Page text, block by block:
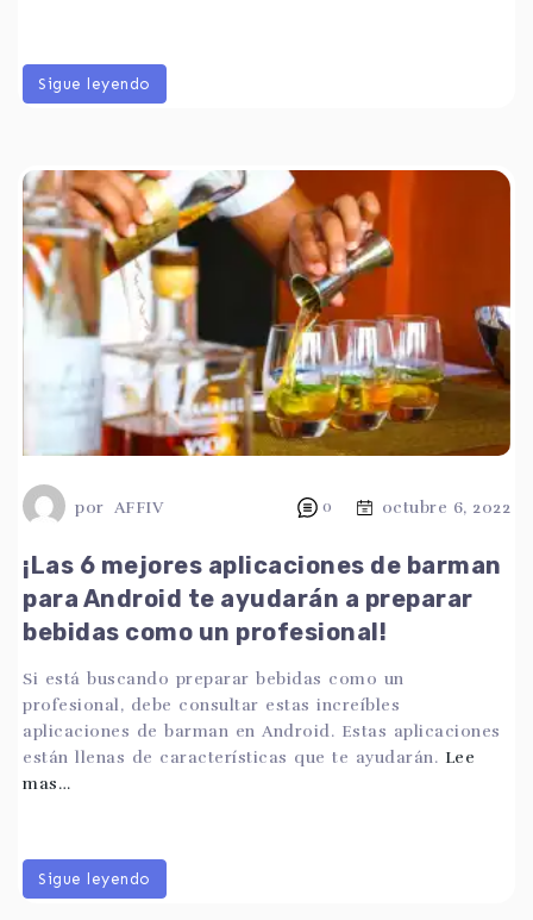
Sigue leyendo
por AFFIV 0 octubre 6, 2022
¡Las 6 mejores aplicaciones de barman
para Android te ayudarán a preparar
bebidas como un profesional!
Si está buscando preparar bebidas como un
profesional, debe consultar estas increíbles
aplicaciones de barman en Android. Estas aplicaciones
están llenas de características que te ayudarán. Lee
mas…
Sigue leyendo